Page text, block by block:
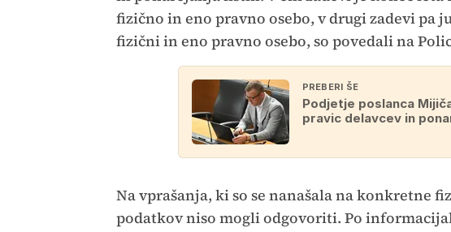
fizično in eno pravno osebo, v drugi zadevi pa
fizični in eno pravno osebo, so povedali na
PREBERI ŠE
Podjetje poslanca
pravic delavcev in
Na vprašanja, ki so se nanašala na konkretne
podatkov niso mogli odgovoriti. Po